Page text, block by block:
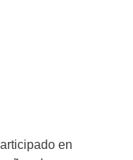
en